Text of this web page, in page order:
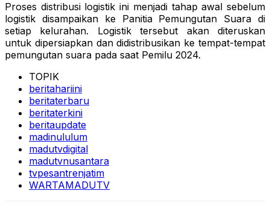
Proses distribusi logistik ini menjadi tahap awal sebelum
logistik disampaikan ke Panitia Pemungutan Suara di
setiap kelurahan. Logistik tersebut akan diteruskan
untuk dipersiapkan dan didistribusikan ke tempat-tempat
pemungutan suara pada saat Pemilu 2024.
TOPIK
beritahariini
beritaterbaru
beritaterkini
beritaupdate
madinululum
madutvdigital
madutvnusantara
tvpesantrenjatim
WARTAMADUTV